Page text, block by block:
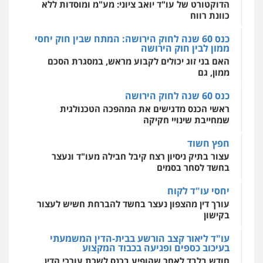
מקצועיים לעורכי דין
מרכז התחלה חדשה
אסירים עבירות מין שירותים מקצועיים
לעורכי דין
הדוקטורט של עו"ד יואב ציוני: מע"מ ומוסדות ללא
כוונת רווח
כנס 60 שנה לחוק הירושה: המתח שבין חוק יחסי
ממון לבין חוק הירושה
האם בני זוג יכולים לקבוע מראש, במסגרת הסכם
ממון, גם
כנס 60 שנה לחוק הירושה
ראשי הכנס מדגישים את המהפכה הטכנולגית
שמחייבת שינויי חקיקה
חפץ חשוד
עצור בתיק ניסיון רצח קיבל חבילה מעו"ד ונעצר
בחשד לסחר בסמים
יחסי עו"ד לקוח
עורך דין מהצפון נעצר בחשד להברחת חשיש לעצור
בקישון
עו"ד ליאור קצב הורשע בבית-הדין המשמעתי
בעיכוב כספים ופגיעה בכבוד המקצוע
חודש בלבד לאחר שהופיע בכנס לשכת עורכי הדין,